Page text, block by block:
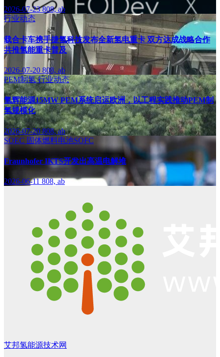
2026-07-23808, ab
行业动态
载合卡车携手捷氢科技发布全新氢电重卡 双方达成战略合作
共推氢能重卡普及
2026-07-20 808, ab
PEM制氢行业动态
氢辉能源15MW PEM系统启运欧洲，以工程实践推动PEM制
氢规模化
2026-07-20808, ab
SOEC 固体燃料电池SOFC
Fraunhofer IKTS开发出高温电解堆
2026-06-11808, ab
艾邦氢能源技术网